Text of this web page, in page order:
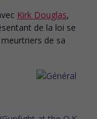
Kirk Douglas,
de la loi se
de sa